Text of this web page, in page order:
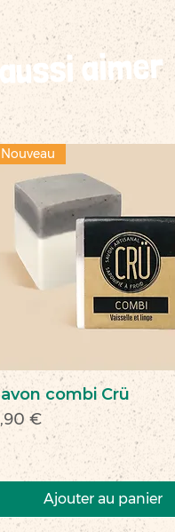
aimer
Nouveau
combi Crü
€
Ajouter au panier
Nouveau
Nouveau